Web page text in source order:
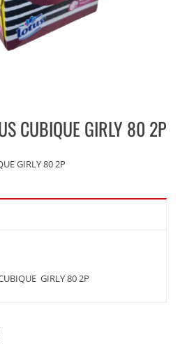
CUBIQUE GIRLY 80 2P
GIRLY 80 2P
GIRLY 80 2P